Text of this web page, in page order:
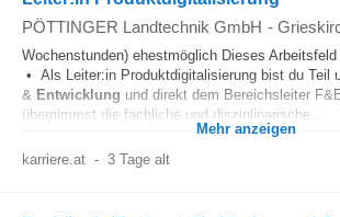
PÖTTINGER Landtechnik GmbH -
Wochenstunden) ehestmöglich Dieses
• Als Leiter:in Produktdigitalisierung bist du Teil
& Entwicklung und direkt dem Bereichsleiter
übernimmst die fachliche und disziplinarische...
Mehr anzeigen
karriere.at - 3 Tage alt